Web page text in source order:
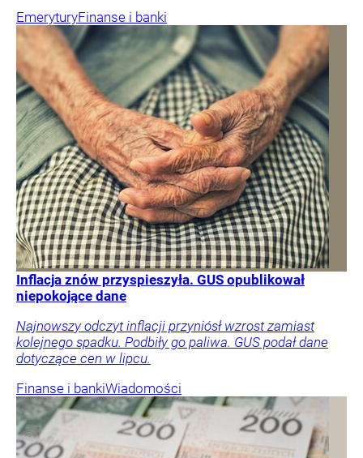
EmeryturyFinanse i banki
Inflacja znów przyspieszyła. GUS opublikował
niepokojące dane
Najnowszy odczyt inflacji przyniósł wzrost zamiast
kolejnego spadku. Podbiły go paliwa. GUS podał dane
dotyczące cen w lipcu.
Finanse i bankiWiadomości